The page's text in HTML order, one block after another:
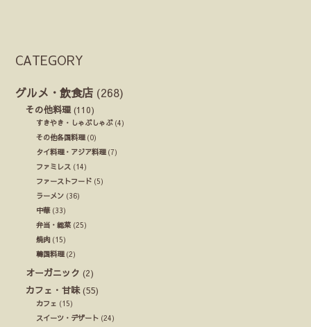
CATEGORY
グルメ・飲食店 (268)
その他料理 (110)
すきやき・しゃぶしゃぶ(4)
その他各国料理(0)
タイ料理・アジア料理(7)
ファミレス (14)
ファーストフード (5)
ラーメン (36)
中華(33)
弁当・総菜 (25)
焼肉 (15)
韓国料理(2)
オーガニック (2)
カフェ・甘味(55)
カフェ (15)
スイーツ・デザート (24)